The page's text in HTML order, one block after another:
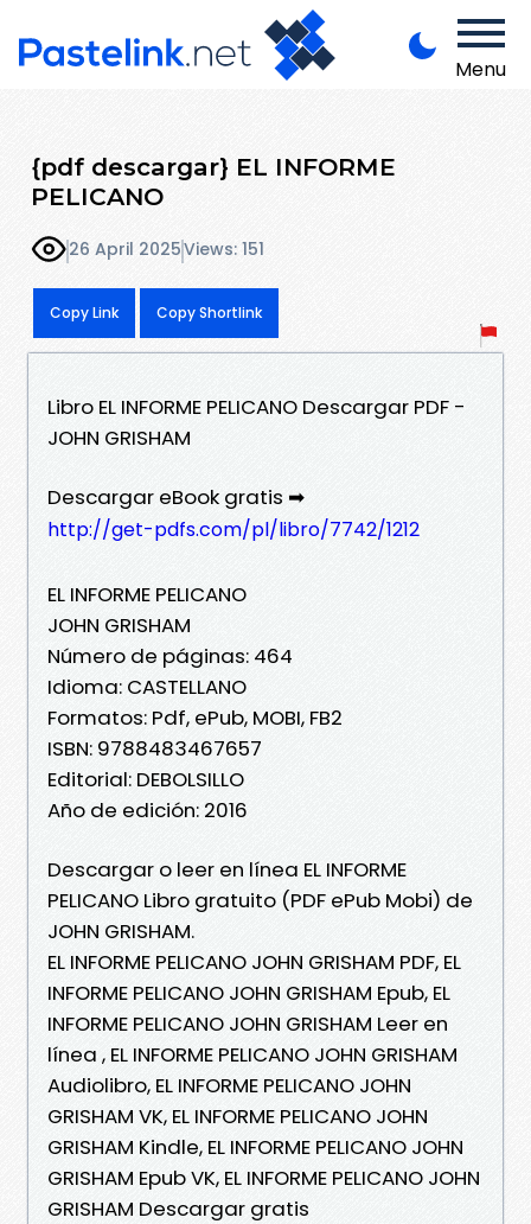
Menu
{pdf descargar} EL INFORME
PELICANO
26 April 2025Views: 151
Copy Link Copy Shortlink
Libro EL INFORME PELICANO Descargar PDF -
JOHN GRISHAM
Descargar eBook gratis ➡
http://get-pdfs.com/pl/libro/7742/1212
EL INFORME PELICANO
JOHN GRISHAM
Número de páginas: 464
Idioma: CASTELLANO
Formatos: Pdf, ePub, MOBI, FB2
ISBN: 9788483467657
Editorial: DEBOLSILLO
Año de edición: 2016
Descargar o leer en línea EL INFORME
PELICANO Libro gratuito (PDF ePub Mobi) de
JOHN GRISHAM.
EL INFORME PELICANO JOHN GRISHAM PDF, EL
INFORME PELICANO JOHN GRISHAM Epub, EL
INFORME PELICANO JOHN GRISHAM Leer en
línea , EL INFORME PELICANO JOHN GRISHAM
Audiolibro, EL INFORME PELICANO JOHN
GRISHAM VK, EL INFORME PELICANO JOHN
GRISHAM Kindle, EL INFORME PELICANO JOHN
GRISHAM Epub VK, EL INFORME PELICANO JOHN
GRISHAM Descargar gratis